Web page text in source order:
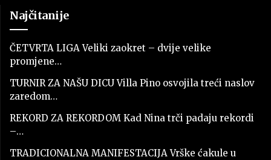
Najčitanije
ČETVRTA LIGA Veliki zaokret – dvije velike
promjene…
TURNIR ZA NAŠU DICU Villa Pino osvojila treći naslov
zaredom…
REKORD ZA REKORDOM Kad Nina trči padaju rekordi
–…
TRADICIONALNA MANIFESTACIJA Vrške ćakule u